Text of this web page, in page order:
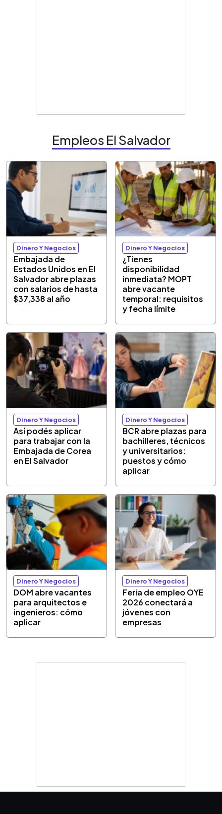
Empleos El Salvador
Dinero Y Negocios
Embajada de
Estados Unidos en El
Salvador abre plazas
con salarios de hasta
$37,338 al año
Dinero Y Negocios
¿Tienes
disponibilidad
inmediata? MOPT
abre vacante
temporal: requisitos
y fecha límite
Dinero Y Negocios
Así podés aplicar
para trabajar con la
Embajada de Corea
en El Salvador
Dinero Y Negocios
BCR abre plazas para
bachilleres, técnicos
y universitarios:
puestos y cómo
aplicar
Dinero Y Negocios
DOM abre vacantes
para arquitectos e
ingenieros: cómo
aplicar
Dinero Y Negocios
Feria de empleo OYE
2026 conectará a
jóvenes con
empresas